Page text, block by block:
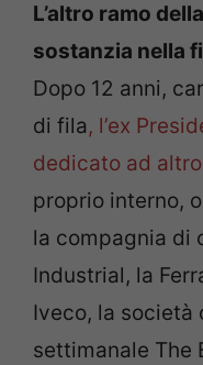
L’altro ramo
sostanzia nella
Dopo 12 anni,
di fila, l’ex
dedicato ad altro
proprio interno,
la compagnia di
Industrial, la
Iveco, la società
settimanale The